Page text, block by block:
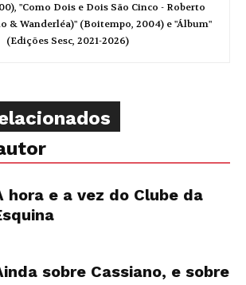
"Como Dois e Dois São Cinco - Roberto
& Wanderléa)" (Boitempo, 2004) e "Álbum"
(Edições Sesc, 2021-2026)
hora e a vez do Clube da
sobre Cassiano, e sobre